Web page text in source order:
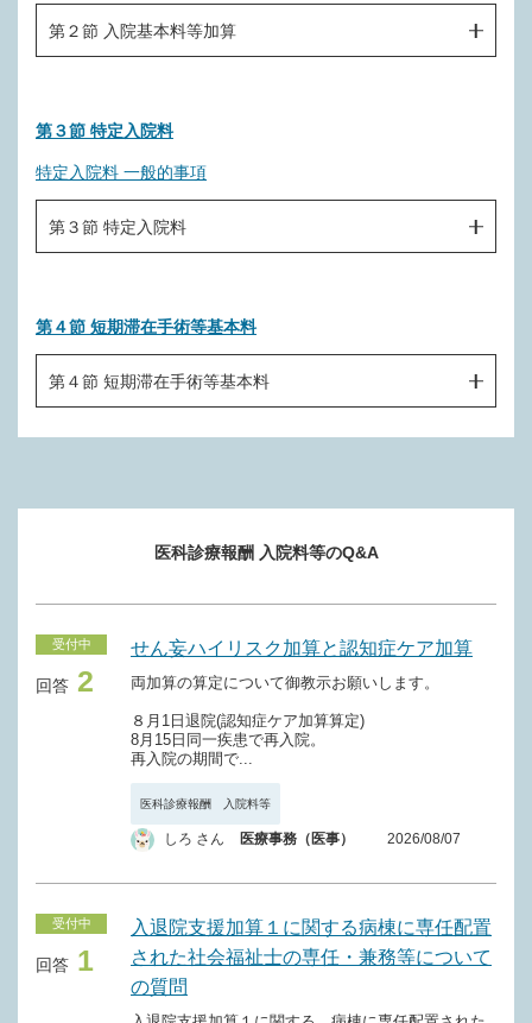
Ａ１０３ 精神病棟入院基本料（１日につき）
Ａ１０７ 削除
Ａ１０８ 有床診療所入院基本料（１日につき）
第２節 入院基本料等加算
Ａ２０１ 削除
Ａ２０２ 削除
Ａ２０３ 削除
日）
Ａ２０５－３ 妊産婦緊急搬送入院加算（入院初日）
Ａ２０７ 診療録管理体制加算（入院初日）
Ａ２０７－２ 医師事務作業補助体制加算（入院初日）
Ａ２０７－３ 急性期看護補助体制加算（１日につき）
Ａ２０７－４ 看護職員夜間配置加算（１日につき）
Ａ２０７－５ 電子的診療情報連携体制整備加算
Ａ２０８ 乳幼児加算・幼児加算（１日につき）
Ａ２０９ 特定感染症入院医療管理加算（１日につき）
Ａ２１０ 難病等特別入院診療加算（１日につき）
Ａ２１１ 特殊疾患入院施設管理加算（１日につき）
Ａ２１２ 超重症児（者）入院診療加算・準超重症児（者）
第３節 特定入院料
特定入院料 一般的事項
第３節 特定入院料
Ａ３０１ 特定集中治療室管理料（１日につき）
Ａ３０１－２ ハイケアユニット入院医療管理料（１日につ
Ａ３０１－３ 脳卒中ケアユニット入院医療管理料（１日に
Ａ３０１－４ 小児特定集中治療室管理料（１日につき）
Ａ３０２ 新生児特定集中治療室管理料（１日につき）
Ａ３０３ 総合周産期特定集中治療室管理料（１日につき）
Ａ３０５ 一類感染症患者入院医療管理料（１日につき）
Ａ３０８ 回復期リハビリテーション病棟入院料（１日につ
き）
Ａ３０８－２ 削除
第４節 短期滞在手術等基本料
第４節 短期滞在手術等基本料
医科診療報酬 入院料等のQ&A
受付中
回答 2
せん妄ハイリスク加算と認知症ケア加算
両加算の算定について御教示お願いします。
８月1日退院(認知症ケア加算算定)
8月15日同一疾患で再入院。
再入院の期間で...
医科診療報酬 入院料等
しろ さん 医療事務（医事） 2026/08/07
受付中
回答 1
入退院支援加算１に関する病棟に専任配置
された社会福祉士の専任・兼務等について
の質問